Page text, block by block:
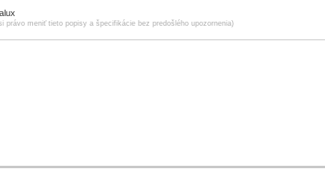
právo meniť tieto popisy a špecifikácie bez predošlého upozornenia)